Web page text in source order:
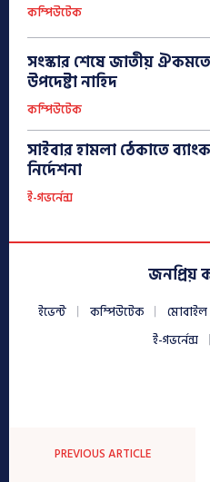
কম্পিউটেক
সংস্কার শেষে জাতীয়
উপদেষ্টা নাহিদ
কম্পিউটেক
সাইবার হামলা ঠেকাতে
নির্দেশনা
ই-গভর্নেন্স
জনপ্রিয়
ইভেন্ট কম্পিউটেক মোবাইল
ই-গভর্নেন্স
PREVIOUS ARTICLE